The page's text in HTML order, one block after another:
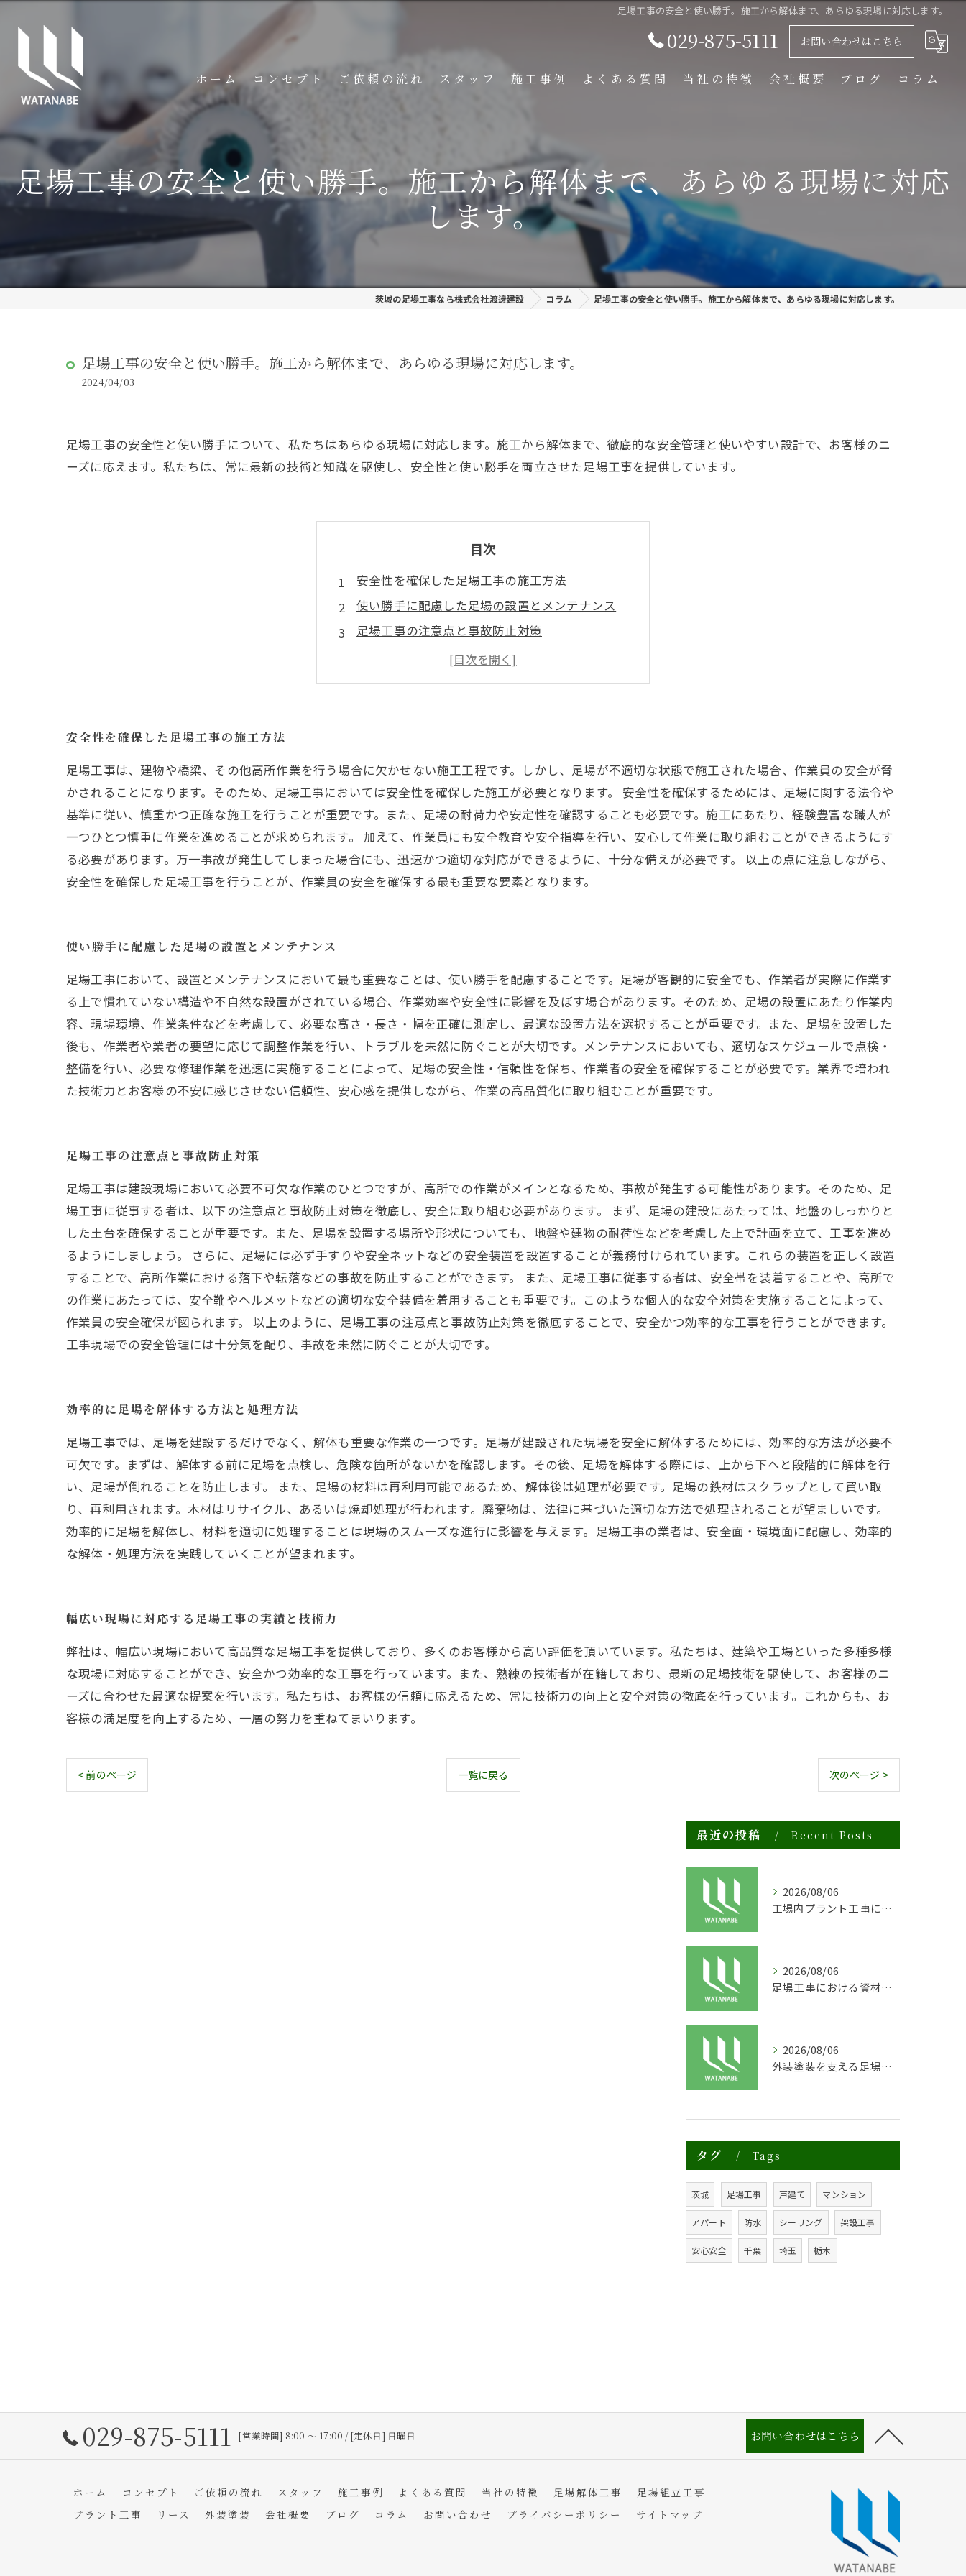
足場工事の安全と使い勝手。施工から解体まで、あらゆる現場に対応します。
029-875-5111 お問い合わせはこちら
ホーム コンセプト ご依頼の流れ スタッフ 施工事例 よくある質問 当社の特徴
プラント工事
リース
会社概要 ブログ コラム
足場工事の安全と使い勝手。施工から解体まで、あらゆる現場に対応
します。
茨城の足場工事なら株式会社渡邊建設 コラム 足場工事の安全と使い勝手。施工から解体まで、あらゆる現場に対応します。
足場工事の安全と使い勝手。施工から解体まで、あらゆる現場に対応します。
2024/04/03
足場工事の安全性と使い勝手について、私たちはあらゆる現場に対応します。施工から解体まで、徹底的な安全管理と使いやすい設計で、お客様のニ
ーズに応えます。私たちは、常に最新の技術と知識を駆使し、安全性と使い勝手を両立させた足場工事を提供しています。
目次
安全性を確保した足場工事の施工方法
使い勝手に配慮した足場の設置とメンテナンス
足場工事の注意点と事故防止対策
効率的に足場を解体する方法と処理方法
幅広い現場に対応する足場工事の実績と技術力
安全性を確保した足場工事の施工方法
足場工事は、建物や橋梁、その他高所作業を行う場合に欠かせない施工工程です。しかし、足場が不適切な状態で施工された場合、作業員の安全が脅
かされることになります。そのため、足場工事においては安全性を確保した施工が必要となります。 安全性を確保するためには、足場に関する法令や
基準に従い、慎重かつ正確な施工を行うことが重要です。また、足場の耐荷力や安定性を確認することも必要です。施工にあたり、経験豊富な職人が
一つひとつ慎重に作業を進めることが求められます。 加えて、作業員にも安全教育や安全指導を行い、安心して作業に取り組むことができるようにす
る必要があります。万一事故が発生してしまった場合にも、迅速かつ適切な対応ができるように、十分な備えが必要です。 以上の点に注意しながら、
安全性を確保した足場工事を行うことが、作業員の安全を確保する最も重要な要素となります。
使い勝手に配慮した足場の設置とメンテナンス
足場工事において、設置とメンテナンスにおいて最も重要なことは、使い勝手を配慮することです。足場が客観的に安全でも、作業者が実際に作業す
る上で慣れていない構造や不自然な設置がされている場合、作業効率や安全性に影響を及ぼす場合があります。そのため、足場の設置にあたり作業内
容、現場環境、作業条件などを考慮して、必要な高さ・長さ・幅を正確に測定し、最適な設置方法を選択することが重要です。また、足場を設置した
後も、作業者や業者の要望に応じて調整作業を行い、トラブルを未然に防ぐことが大切です。メンテナンスにおいても、適切なスケジュールで点検・
整備を行い、必要な修理作業を迅速に実施することによって、足場の安全性・信頼性を保ち、作業者の安全を確保することが必要です。業界で培われ
た技術力とお客様の不安に感じさせない信頼性、安心感を提供しながら、作業の高品質化に取り組むことが重要です。
足場工事の注意点と事故防止対策
足場工事は建設現場において必要不可欠な作業のひとつですが、高所での作業がメインとなるため、事故が発生する可能性があります。そのため、足
場工事に従事する者は、以下の注意点と事故防止対策を徹底し、安全に取り組む必要があります。 まず、足場の建設にあたっては、地盤のしっかりと
した土台を確保することが重要です。また、足場を設置する場所や形状についても、地盤や建物の耐荷性などを考慮した上で計画を立て、工事を進め
るようにしましょう。 さらに、足場には必ず手すりや安全ネットなどの安全装置を設置することが義務付けられています。これらの装置を正しく設置
することで、高所作業における落下や転落などの事故を防止することができます。 また、足場工事に従事する者は、安全帯を装着することや、高所で
の作業にあたっては、安全靴やヘルメットなどの適切な安全装備を着用することも重要です。このような個人的な安全対策を実施することによって、
作業員の安全確保が図られます。 以上のように、足場工事の注意点と事故防止対策を徹底することで、安全かつ効率的な工事を行うことができます。
工事現場での安全管理には十分気を配り、事故を未然に防ぐことが大切です。
効率的に足場を解体する方法と処理方法
足場工事では、足場を建設するだけでなく、解体も重要な作業の一つです。足場が建設された現場を安全に解体するためには、効率的な方法が必要不
可欠です。まずは、解体する前に足場を点検し、危険な箇所がないかを確認します。その後、足場を解体する際には、上から下へと段階的に解体を行
い、足場が倒れることを防止します。 また、足場の材料は再利用可能であるため、解体後は処理が必要です。足場の鉄材はスクラップとして買い取
り、再利用されます。木材はリサイクル、あるいは焼却処理が行われます。廃棄物は、法律に基づいた適切な方法で処理されることが望ましいです。
効率的に足場を解体し、材料を適切に処理することは現場のスムーズな進行に影響を与えます。足場工事の業者は、安全面・環境面に配慮し、効率的
な解体・処理方法を実践していくことが望まれます。
幅広い現場に対応する足場工事の実績と技術力
弊社は、幅広い現場において高品質な足場工事を提供しており、多くのお客様から高い評価を頂いています。私たちは、建築や工場といった多種多様
な現場に対応することができ、安全かつ効率的な工事を行っています。また、熟練の技術者が在籍しており、最新の足場技術を駆使して、お客様のニ
ーズに合わせた最適な提案を行います。私たちは、お客様の信頼に応えるため、常に技術力の向上と安全対策の徹底を行っています。これからも、お
客様の満足度を向上するため、一層の努力を重ねてまいります。
< 前のページ 一覧に戻る 次のページ >
最近の投稿 Recent Posts
2026/08/06
工場内プラント工事に適した足場の安全対策と実践例
2026/08/06
足場工事における資材リースの活用と効率化の秘訣
2026/08/06
外装塗装を支える足場工事の重要性と技術解説
タグ Tags
茨城 足場工事 戸建て マンション
アパート 防水 シーリング 架設工事
安心安全 千葉 埼玉 栃木
029-875-5111 [営業時間] 8:00 〜 17:00 / [定休日] 日曜日 お問い合わせはこちら
ホーム コンセプト ご依頼の流れ スタッフ 施工事例 よくある質問 当社の特徴 足場解体工事
足場組立工事
プラント工事
リース 外装塗装 会社概要 ブログ コラム お問い合わせ プライバシーポリシー サイトマップ